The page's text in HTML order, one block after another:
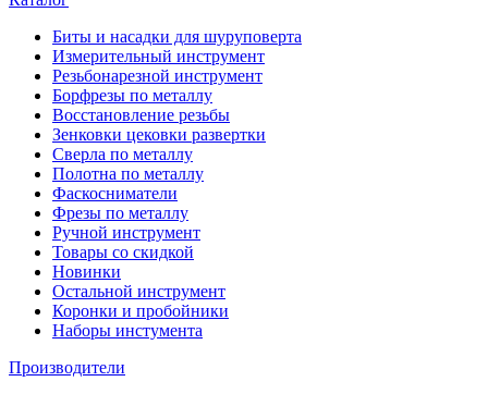
Биты и насадки для шуруповерта
Измерительный инструмент
Резьбонарезной инструмент
Борфрезы по металлу
Восстановление резьбы
Зенковки цековки развертки
Сверла по металлу
Полотна по металлу
Фаскосниматели
Фрезы по металлу
Ручной инструмент
Товары со скидкой
Новинки
Остальной инструмент
Коронки и пробойники
Наборы инстумента
Производители